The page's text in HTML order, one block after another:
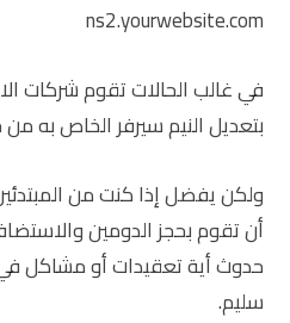
ns2.yourwebsite.com
في غالب الحالات تقوم شركات
بتعديل النيم سيرفر الخاص به
ولكن يفضل إذا كنت من
أن تقوم بحجز الدومين
حدوث أية تعقيدات أو مشاكل
سليم.